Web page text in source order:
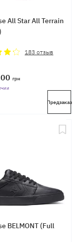
All Star All Terrain
183 отзыв
грн
Предзаказ
BELMONT (Full